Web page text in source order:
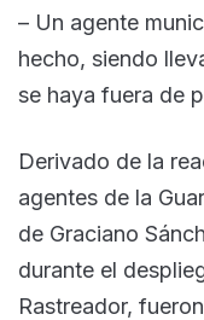
– Un agente
hecho, siendo
se haya fuera de
Derivado de la
agentes de la
de Graciano
durante el
Rastreador,